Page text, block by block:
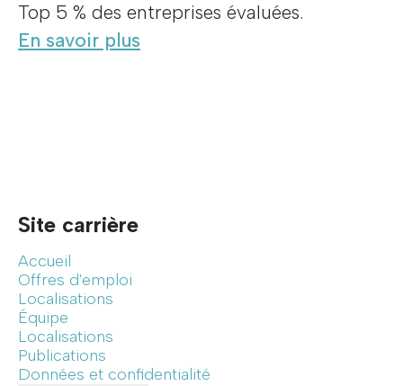
Top 5 % des entreprises évaluées.
En savoir plus
Site carrière
Accueil
Offres d'emploi
Localisations
Équipe
Localisations
Publications
Données et confidentialité